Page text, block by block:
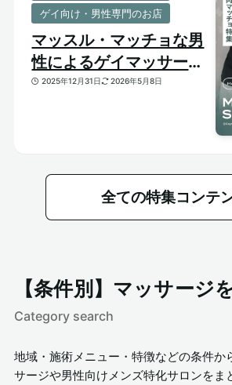
ゲイ向け・男性専門のお店
マッスル・マッチョな男
性によるゲイマッサージ
特集｜おすすめ筋肉質メ
2025年12月31日 2026年5月8日
全ての特集コンテ
【条件別】マッサージ
Category search
地域・施術メニュー・特徴などの条件か
サージや男性向けメンズ特化サロンをま